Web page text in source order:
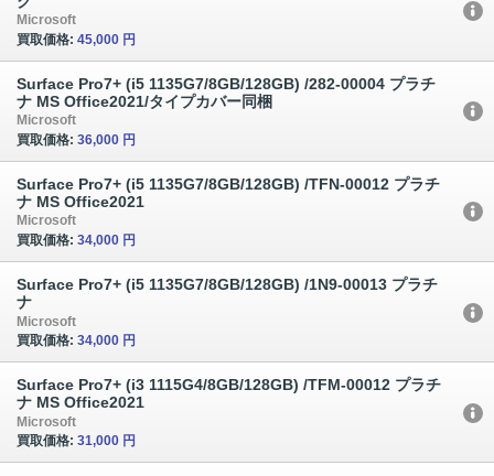
Microsoft
買取価格: 45,000 円
Surface Pro7+ (i5 1135G7/8GB/128GB) /282-00004 プラチ
ナ MS Office2021/タイプカバー同梱
Microsoft
買取価格: 36,000 円
Surface Pro7+ (i5 1135G7/8GB/128GB) /TFN-00012 プラチ
ナ MS Office2021
Microsoft
買取価格: 34,000 円
Surface Pro7+ (i5 1135G7/8GB/128GB) /1N9-00013 プラチ
ナ
Microsoft
買取価格: 34,000 円
Surface Pro7+ (i3 1115G4/8GB/128GB) /TFM-00012 プラチ
ナ MS Office2021
Microsoft
買取価格: 31,000 円